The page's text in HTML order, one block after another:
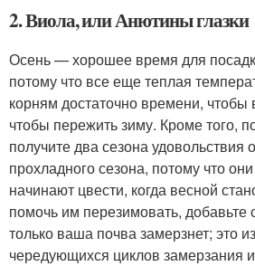
2. Виола, или Анютины глазки
Осень — хорошее время для
потому что все еще теплая
корням достаточно времени, чтобы
чтобы пережить зиму. Кроме того,
получите два сезона удовольствия
прохладного сезона, потому что
начинают цвести, когда весной
помочь им перезимовать, добавьте
только ваша почва замерзнет; это
чередующихся циклов замерзания